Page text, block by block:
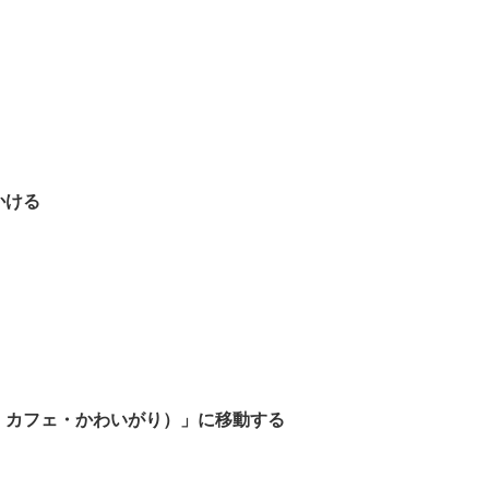
ける
カフェ・かわいがり）」に移動する